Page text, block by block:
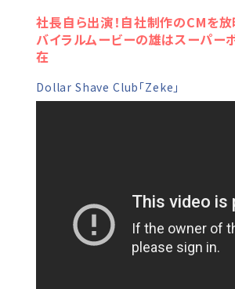
社長自ら出演！自社制作のCMを
バイラルムービーの雄はスーパー
在
Dollar Shave Club「Zeke」